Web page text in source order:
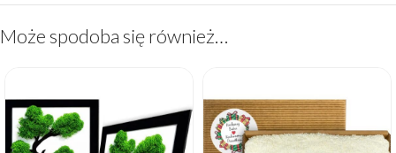
Może spodoba się również…